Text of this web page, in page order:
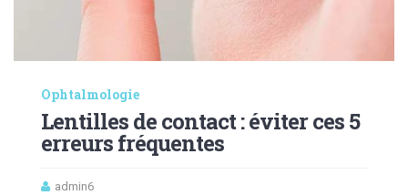
Ophtalmologie
Lentilles de contact : éviter ces 5
erreurs fréquentes
admin6